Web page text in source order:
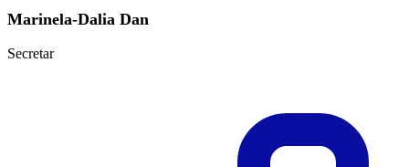
Marinela-Dalia Dan
Secretar